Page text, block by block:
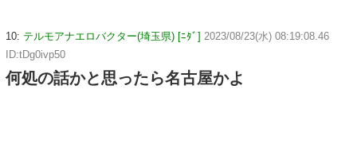
10: テルモアナエロバクター(埼玉県) [ﾆﾀﾞ] 2023/08/23(水) 08:19:08.46
ID:tDg0ivp50
何処の話かと思ったら名古屋かよ